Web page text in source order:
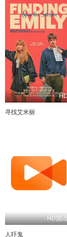
寻找艾米丽
HD国
人吓鬼